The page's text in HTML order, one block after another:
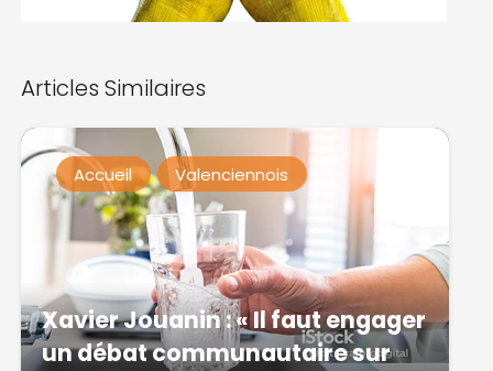
Articles Similaires
Accueil Valenciennois
Xavier Jouanin : « Il faut engager
un débat communautaire sur